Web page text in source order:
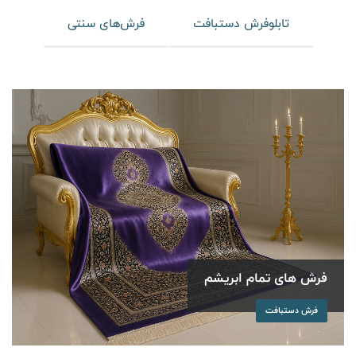
تابلوفرش دستبافت فرش‌های سنتی
فرش های تمام ابریشم
فرش دستبافت